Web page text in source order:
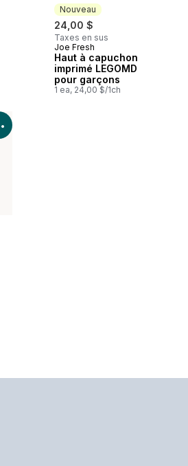
Nouveau
24,00 $
Taxes en sus
Nouveau
Joe Fresh
Haut à capuchon
imprimé LEGOMD
pour garçons
1 ea, 24,00 $/1ch
Voir les détails du produit